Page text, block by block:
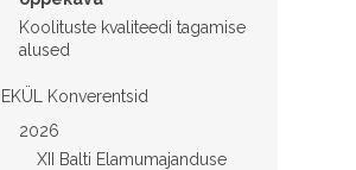
Koolituste kvaliteedi tagamise
alused
EKÜL Konverentsid
2026
XII Balti Elamumajanduse